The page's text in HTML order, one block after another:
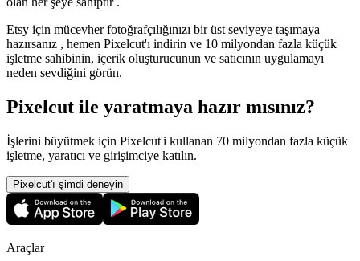
Etsy için mücevher fotoğrafçılığınızı bir üst seviyeye taşımaya
hazırsanız , hemen Pixelcut'ı indirin ve 10 milyondan fazla küçük
işletme sahibinin, içerik oluşturucunun ve satıcının uygulamayı
neden sevdiğini görün.
Pixelcut ile yaratmaya hazır mısınız?
İşlerini büyütmek için Pixelcut'i kullanan 70 milyondan fazla küçük
işletme, yaratıcı ve girişimciye katılın.
Pixelcut'ı şimdi deneyin
Araçlar